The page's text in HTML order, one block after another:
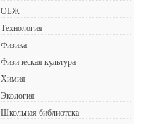
ОБЖ
Технология
Физика
Физическая культура
Химия
Экология
Школьная библиотека